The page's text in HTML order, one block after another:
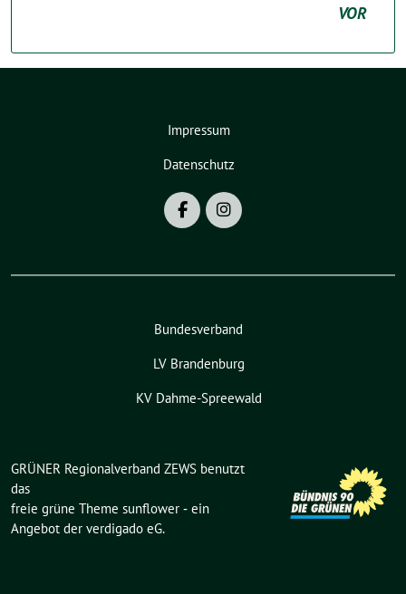
VOR
Impressum
Datenschutz
Bundesverband
LV Brandenburg
KV Dahme-Spreewald
GRÜNER Regionalverband ZEWS benutzt
das
freie grüne Theme sunflower ‐ ein
Angebot der verdigado eG.